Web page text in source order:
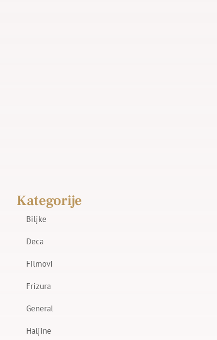
Kategorije
Biljke
Deca
Filmovi
Frizura
General
Haljine